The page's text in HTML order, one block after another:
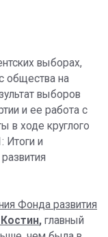
выборах,
общества на
выборов
и ее работа с
в ходе круглого
Итоги и
Фонда развития
, главный